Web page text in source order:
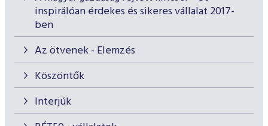
inspirálóan érdekes és sikeres vállalat 2017-
ben
Az ötvenek - Elemzés
Köszöntők
Interjúk